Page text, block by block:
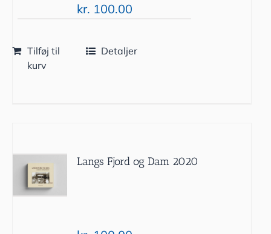
kr. 100.00
Tilføj til
kurv
Detaljer
Langs Fjord og Dam 2020